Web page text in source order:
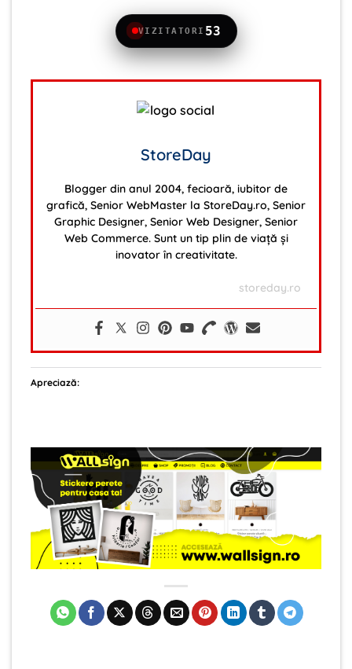
VIZITATORI 53
StoreDay
Blogger din anul 2004, fecioară, iubitor de
grafică, Senior WebMaster la StoreDay.ro, Senior
Graphic Designer, Senior Web Designer, Senior
Web Commerce. Sunt un tip plin de viață și
inovator în creativitate.
storeday.ro
Apreciază: